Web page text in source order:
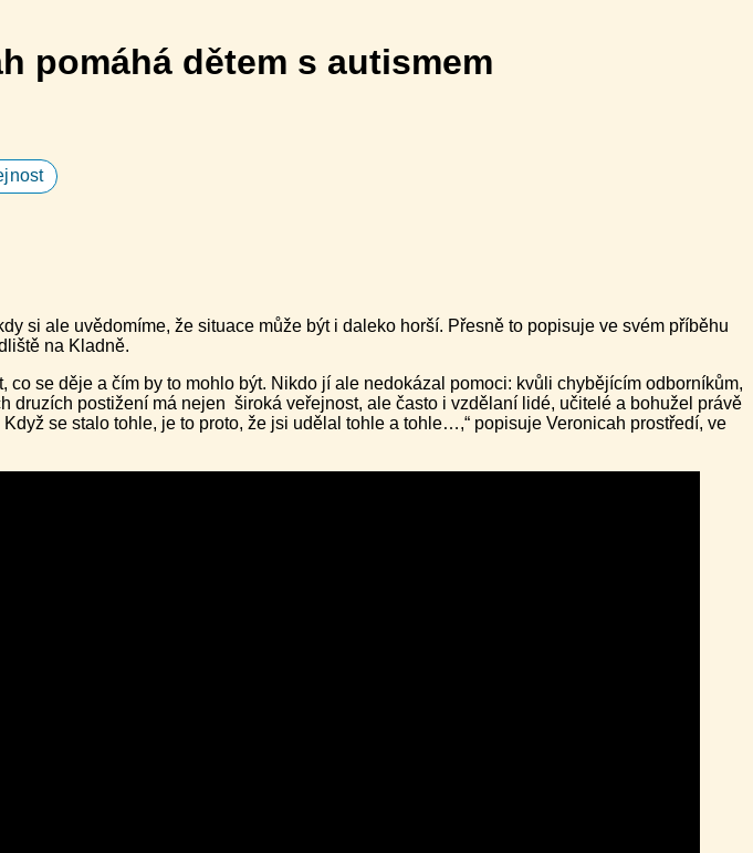
pomáhá dětem s autismem
si ale uvědomíme, že situace může být i daleko horší. Přesně to popisuje ve svém příběhu
na Kladně.
se děje a čím by to mohlo být. Nikdo jí ale nedokázal pomoci: kvůli chybějícím odborníkům,
postižení má nejen široká veřejnost, ale často i vzdělaní lidé, učitelé a bohužel právě
se stalo tohle, je to proto, že jsi udělal tohle a tohle…,“ popisuje Veronicah prostředí, ve